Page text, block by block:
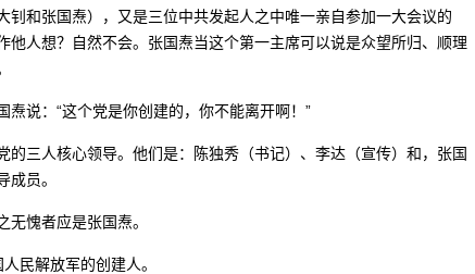
钊和张国焘），又是三位中共发起人之中唯一亲自参加一大会议的
他人想？自然不会。张国焘当这个第一主席可以说是众望所归、顺理
说：“这个党是你创建的，你不能离开啊！”
三人核心领导。他们是：陈独秀（书记）、李达（宣传）和，张国
员。
愧者应是张国焘。
民解放军的创建人。